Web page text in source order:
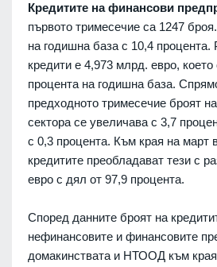
Кредитите на финансови
първото тримесечие са 1247
на годишна база с 10,4 процента.
кредити е 4,973 млрд. евро,
процента на годишна база.
предходното тримесечие броят
сектора се увеличава с 3,7
с 0,3 процента. Към края на март
кредитите преобладават тези с
евро с дял от 97,9 процента.
Според данните броят на
нефинансовите и финансовите
домакинствата и НТООД към